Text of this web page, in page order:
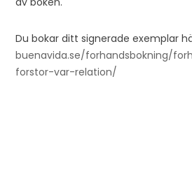
Du bokar ditt signerade exemplar
buenavida.se/forhandsbokning/
forstor-var-relation/